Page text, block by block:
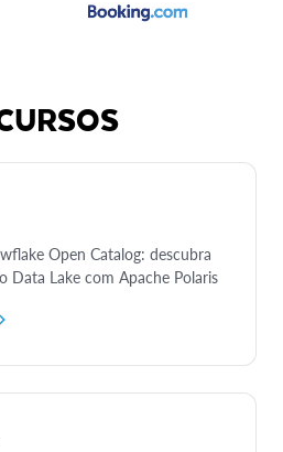
Open Catalog: descubra
Data Lake com Apache Polaris